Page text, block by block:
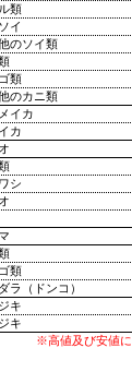
類
イ
のソイ類
類
のカニ類
イカ
カ
シ
類
ラ（ドンコ）
キ
キ
※高値及び安値